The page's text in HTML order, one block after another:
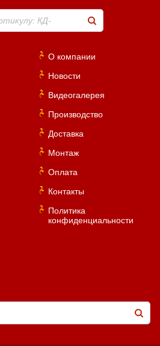
КД-
О компании
Новости
Видеогалерея
Производство
Доставка
Монтаж
Оплата
Контакты
Политика
конфиденциальности